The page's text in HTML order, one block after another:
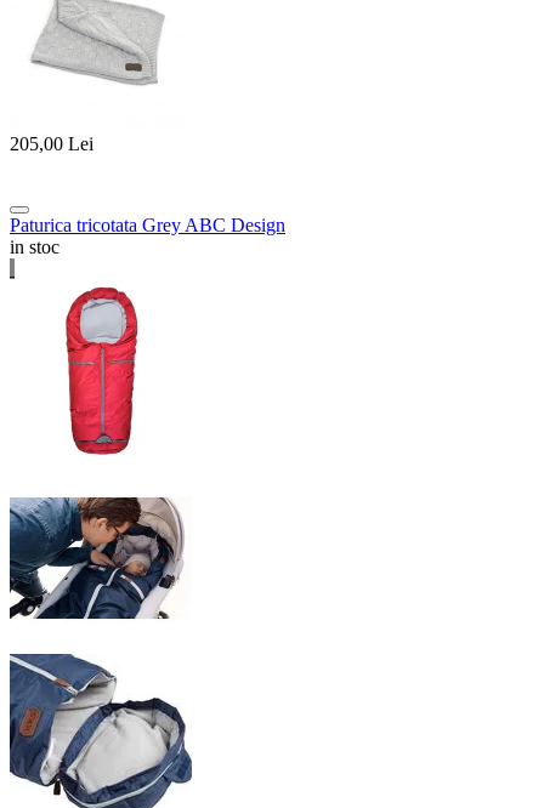
205,00 Lei
Paturica tricotata Grey ABC Design
in stoc